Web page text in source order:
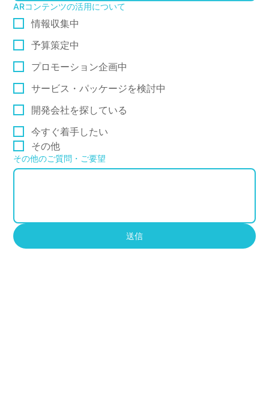
ARコンテンツの活用について
情報収集中
予算策定中
プロモーション企画中
サービス・パッケージを検討中
開発会社を探している
今すぐ着手したい
その他
その他のご質問・ご要望
送信